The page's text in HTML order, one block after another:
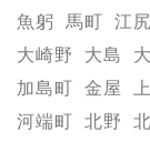
魚躬
馬町 江尻
大崎野
大島
加島町
金屋
河端町
北野